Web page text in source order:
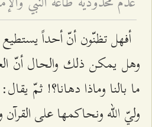
أفهل تظنّون أنّ أحداً
وهل يمكن ذلك والحال أنّ
ما بالنا وماذا دهانا؟! ثمّ
وليّ الله ونحاكمها على القرآن